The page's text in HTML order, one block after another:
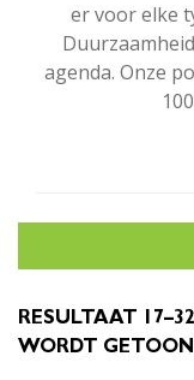
er voor elke
agenda. Onze
RESULTAAT
WORDT